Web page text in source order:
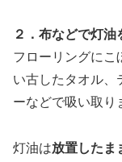
２．布などで灯油
フローリングにこ
い古したタオル、
ーなどで吸い取り
灯油は放置したま